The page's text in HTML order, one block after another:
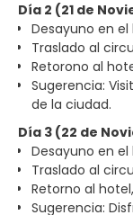
Día 2 (21 de
Desayuno en el
Traslado al
Retorono al
Sugerencia:
de la ciudad.
Día 3 (22 de
Desayuno en el
Traslado al
Retorno al
Sugerencia: